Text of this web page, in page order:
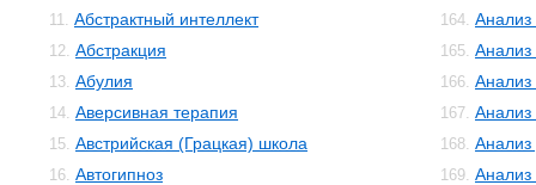
11. Абстрактный интеллект
12. Абстракция
13. Абулия
14. Аверсивная терапия
15. Австрийская (Грацкая) школа
16. Автогипноз
164.
165. Анализ
166.
167. Анализ
168. Анализ
169.